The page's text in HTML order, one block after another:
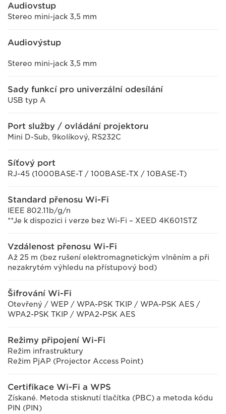
Audiovstup
Stereo mini-jack 3,5 mm
Audiovýstup
Stereo mini-jack 3,5 mm
Sady funkcí pro univerzální odesílání
USB typ A
Port služby / ovládání projektoru
Mini D-Sub, 9kolíkový, RS232C
Síťový port
RJ-45 (1000BASE-T / 100BASE-TX / 10BASE-T)
Standard přenosu Wi-Fi
IEEE 802.11b/g/n
**Je k dispozici i verze bez Wi-Fi – XEED 4K601STZ
Vzdálenost přenosu Wi-Fi
Až 25 m (bez rušení elektromagnetickým vlněním a při
nezakrytém výhledu na přístupový bod)
Šifrování Wi-Fi
Otevřený / WEP / WPA-PSK TKIP / WPA-PSK AES /
WPA2-PSK TKIP / WPA2-PSK AES
Režimy připojení Wi-Fi
Režim infrastruktury
Režim PjAP (Projector Access Point)
Certifikace Wi-Fi a WPS
Získané. Metoda stisknutí tlačítka (PBC) a metoda kódu
PIN (PIN)